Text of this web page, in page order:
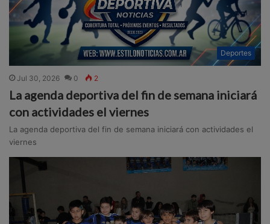
Deportes
Jul 30, 2026 0 2
La agenda deportiva del fin de semana iniciará
con actividades el viernes
La agenda deportiva del fin de semana iniciará con actividades el
viernes